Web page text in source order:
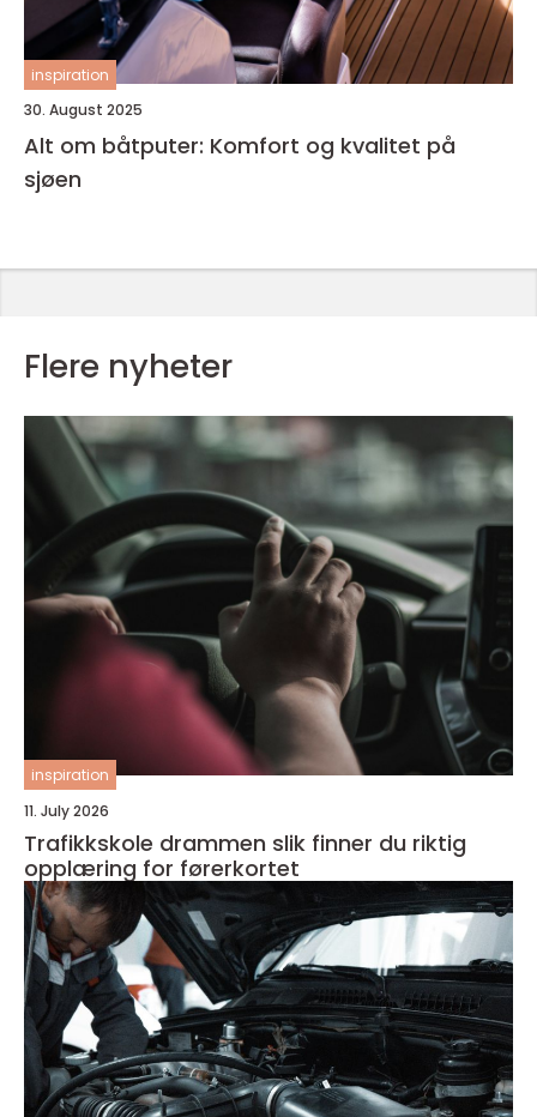
inspiration
30. August 2025
Alt om båtputer: Komfort og kvalitet på
sjøen
Flere nyheter
inspiration
11. July 2026
Trafikkskole drammen slik finner du riktig
opplæring for førerkortet